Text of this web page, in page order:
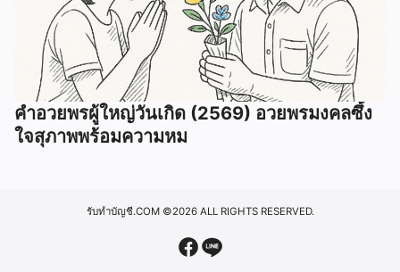
คำอวยพรผู้ใหญ่วันเกิด (2569) อวยพรมงคลซึ้ง
ใจสุภาพพร้อมความหม
รับทำบัญชี.COM©2026 ALL RIGHTS RESERVED.